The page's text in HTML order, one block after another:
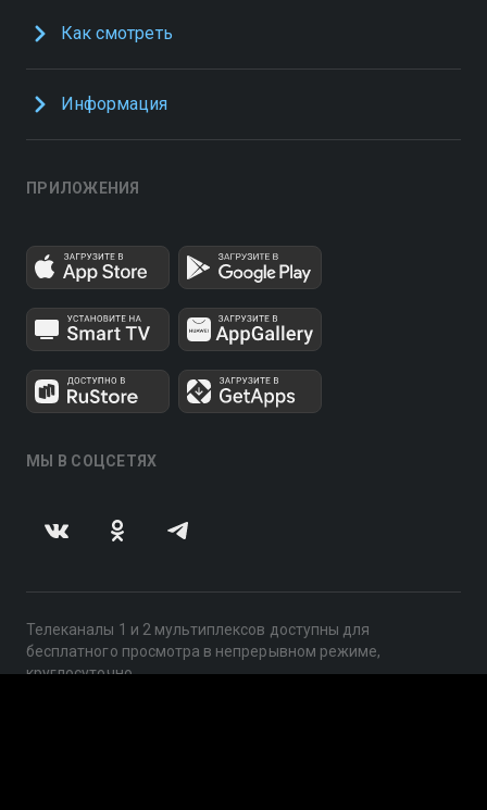
Как смотреть
Информация
ПРИЛОЖЕНИЯ
МЫ В СОЦСЕТЯХ
Телеканалы 1 и 2 мультиплексов доступны для
бесплатного просмотра в непрерывном режиме,
круглосуточно.